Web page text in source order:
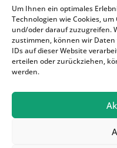
Um Ihnen ein optimales
Technologien wie Cookies,
und/oder darauf zuzugreifen.
zustimmen, können wir
IDs auf dieser Website
erteilen oder zurückziehen,
werden.
16. August 2026
SONNTAGSKAFFEE